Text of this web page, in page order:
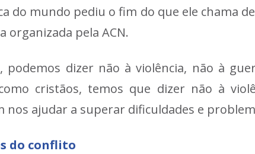
do mundo pediu o fim do que ele chama
organizada pela ACN.
podemos dizer não à violência, não à
cristãos, temos que dizer não à
nos ajudar a superar dificuldades e
do conflito